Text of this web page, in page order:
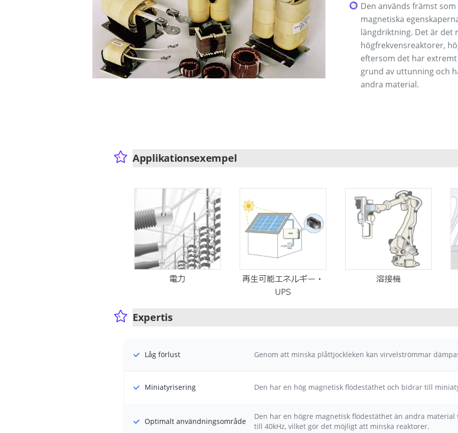
Den används främst
magnetiska
längdriktning. Det är det
högfrekvensreaktorer,
eftersom det har
grund av uttunning och
andra material.
Applikationsexempel
Expertis
Låg förlust Genom att minska plåttjockleken kan virvelströmmar
Miniatyrisering Den har en hög magnetisk flödestäthet och bidrar till
Optimalt användningsområde
Den har en högre magnetisk flödestäthet än andra
till 40kHz, vilket gör det möjligt att minska reaktorer.